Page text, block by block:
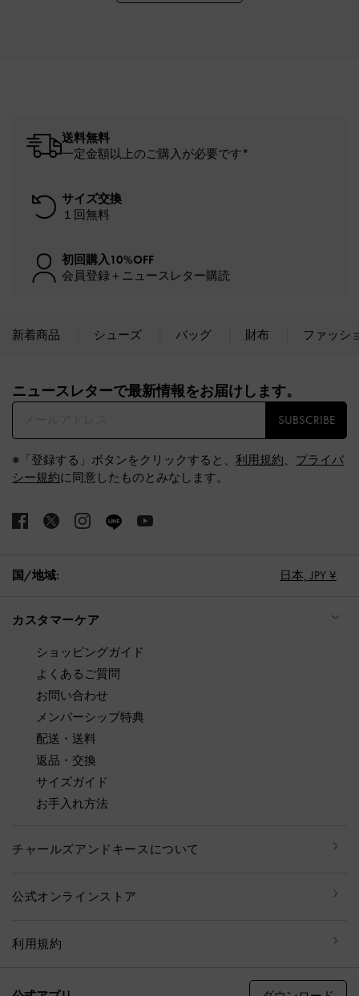
送料無料
一定金額以上のご購入が必要です*
サイズ交換
１回無料
初回購入10%OFF
会員登録＋ニュースレター購読
新着商品 シューズ バッグ 財布 ファッシ
ニュースレターで最新情報をお届けします。​
SUBSCRIBE
※「登録する」ボタンをクリックすると、 利用規約、 プライバ
シー規約に同意したものとみなします。
国/地域: 日本, JPY ¥
カスタマーケア
ショッピングガイド
よくあるご質問
お問い合わせ
メンバーシップ特典
配送・送料
返品・交換
サイズガイド
お手入れ方法
チャールズアンドキースについて
公式オンラインストア
利用規約